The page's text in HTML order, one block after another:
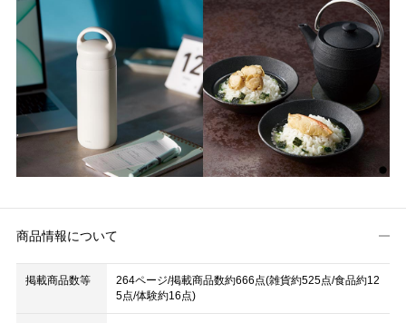
商品情報について
掲載商品数等
264ページ/掲載商品数約666点(雑貨約525点/食品約12
5点/体験約16点)